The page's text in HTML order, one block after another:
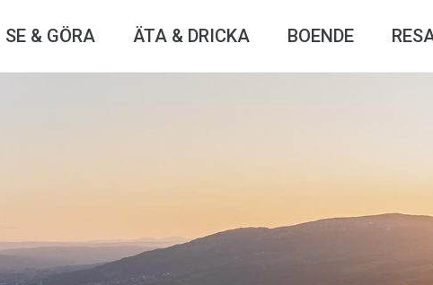
SE & GÖRA ÄTA & DRICKA BOENDE